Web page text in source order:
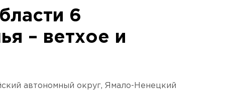
6
– ветхое и
автономный округ, Ямало-Ненецкий